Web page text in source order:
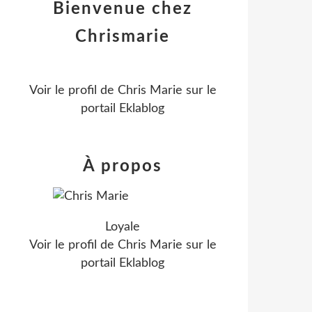
Bienvenue chez
Chrismarie
Voir le profil de Chris Marie sur le
portail Eklablog
À propos
Loyale
Voir le profil de Chris Marie sur le
portail Eklablog